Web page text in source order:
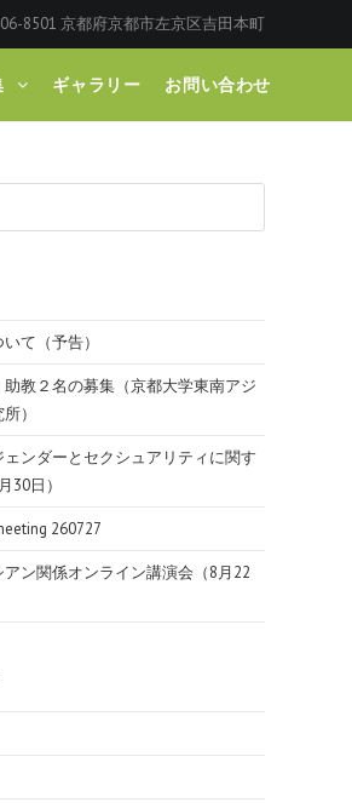
8501 京都府京都市左京区吉田本町
ギャラリー お問い合わせ
て（予告）
助教２名の募集（京都大学東南アジ
）
ンダーとセクシュアリティに関す
30日）
260727
アン関係オンライン講演会（8月22